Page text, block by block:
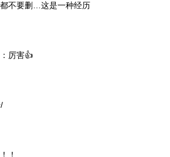
不要删…这是一种经历
厉害👍
！